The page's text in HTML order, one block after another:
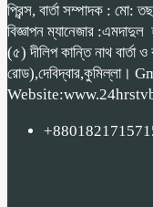
প্রিন্স, বার্তা সম্পাদক : মো:
বিজ্ঞাপন ম্যানেজার
(৫) দীলিপ কান্তি নাথ বার্তা ও